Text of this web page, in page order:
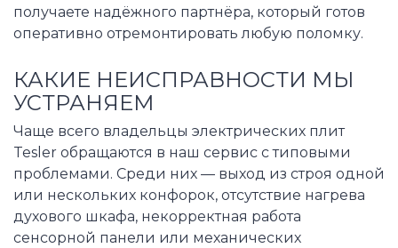
получаете надёжного партнёра, который готов
оперативно отремонтировать любую поломку.
КАКИЕ НЕИСПРАВНОСТИ МЫ
УСТРАНЯЕМ
Чаще всего владельцы электрических плит
Tesler обращаются в наш сервис с типовыми
проблемами. Среди них — выход из строя одной
или нескольких конфорок, отсутствие нагрева
духового шкафа, некорректная работа
сенсорной панели или механических